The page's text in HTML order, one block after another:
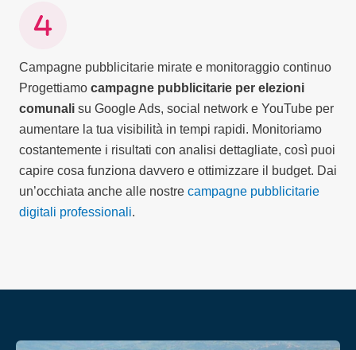
Campagne pubblicitarie mirate e monitoraggio continuo
Progettiamo campagne pubblicitarie per elezioni
comunali su Google Ads, social network e YouTube per
aumentare la tua visibilità in tempi rapidi. Monitoriamo
costantemente i risultati con analisi dettagliate, così puoi
capire cosa funziona davvero e ottimizzare il budget. Dai
un’occhiata anche alle nostre campagne pubblicitarie
digitali professionali.